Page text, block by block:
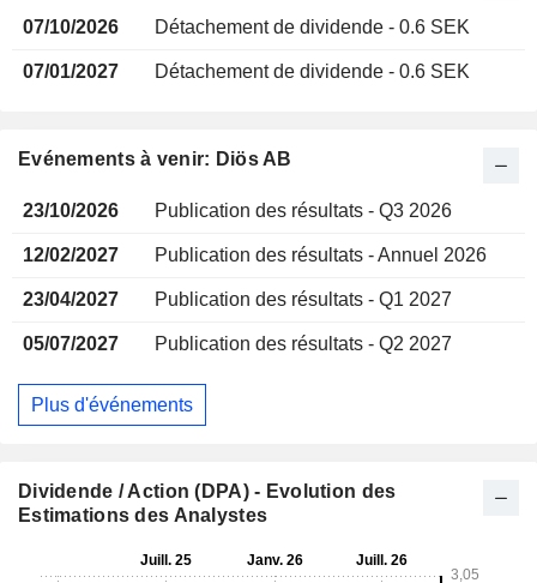
07/10/2026 Détachement de dividende - 0.6 SEK
07/01/2027 Détachement de dividende - 0.6 SEK
Evénements à venir: Diös AB
23/10/2026 Publication des résultats - Q3 2026
12/02/2027 Publication des résultats - Annuel 2026
23/04/2027 Publication des résultats - Q1 2027
05/07/2027 Publication des résultats - Q2 2027
Plus d'événements
Dividende / Action (DPA) - Evolution des
Estimations des Analystes